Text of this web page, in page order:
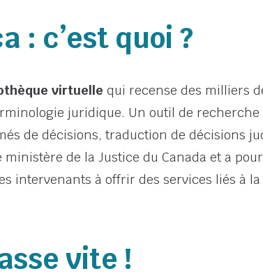
: c’est quoi ?
virtuelle qui recense des milliers
juridique. Un outil de
de décisions, traduction de décisions
de la Justice du Canada et a
intervenants à offrir des services liés à
vite !